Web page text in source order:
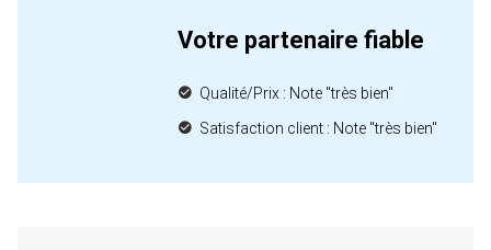
Votre partenaire fiable
Qualité/Prix : Note "très bien"
Satisfaction client : Note "très bien"